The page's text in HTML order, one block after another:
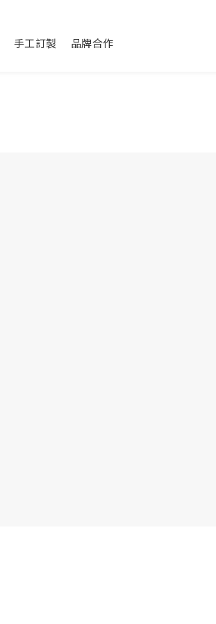
手工訂製 品牌合作